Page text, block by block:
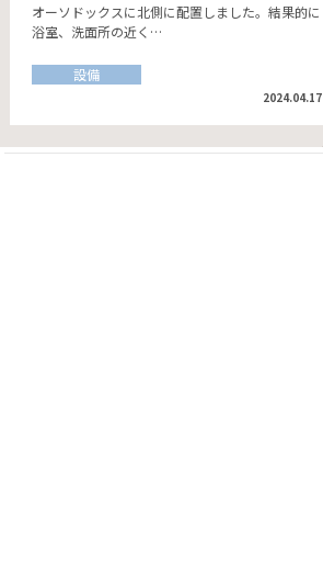
オーソドックスに北側に配置しました。結果的に
浴室、洗面所の近く…
設備
2024.04.17